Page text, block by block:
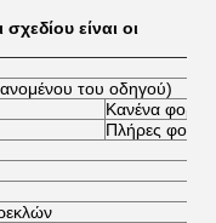
είναι οι
του οδηγού)
Κανένα φορτίο
Πλήρες φορτίο